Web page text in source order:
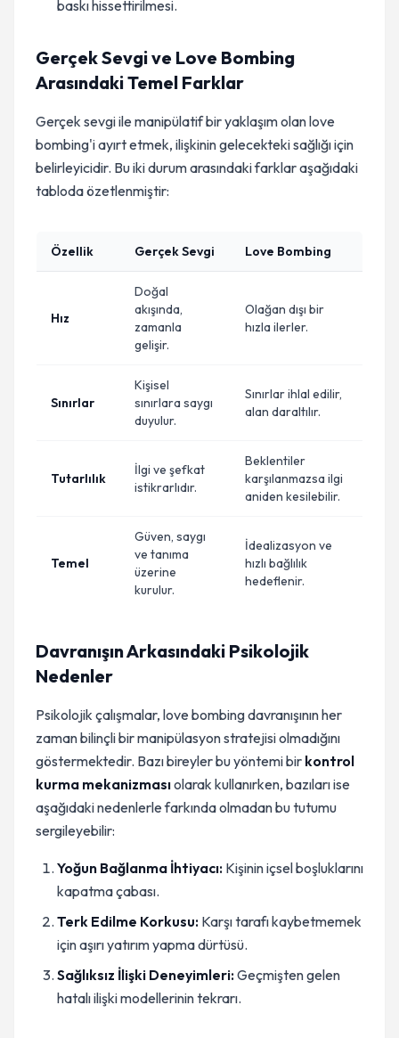
baskı hissettirilmesi.
Gerçek Sevgi ve Love Bombing
Arasındaki Temel Farklar
Gerçek sevgi ile manipülatif bir yaklaşım olan love
bombing'i ayırt etmek, ilişkinin gelecekteki sağlığı için
belirleyicidir. Bu iki durum arasındaki farklar aşağıdaki
tabloda özetlenmiştir:
Özellik Gerçek Sevgi Love Bombing
Hız
Doğal
akışında,
zamanla
gelişir.
Olağan dışı bir
hızla ilerler.
Sınırlar
Kişisel
sınırlara saygı
duyulur.
Sınırlar ihlal edilir,
alan daraltılır.
Tutarlılık
İlgi ve şefkat
istikrarlıdır.
Beklentiler
karşılanmazsa ilgi
aniden kesilebilir.
Temel
Güven, saygı
ve tanıma
üzerine
kurulur.
İdealizasyon ve
hızlı bağlılık
hedeflenir.
Davranışın Arkasındaki Psikolojik
Nedenler
Psikolojik çalışmalar, love bombing davranışının her
zaman bilinçli bir manipülasyon stratejisi olmadığını
göstermektedir. Bazı bireyler bu yöntemi bir kontrol
kurma mekanizmasıolarak kullanırken, bazıları ise
aşağıdaki nedenlerle farkında olmadan bu tutumu
sergileyebilir:
Yoğun Bağlanma İhtiyacı: Kişinin içsel boşluklarını
kapatma çabası.
Terk Edilme Korkusu: Karşı tarafı kaybetmemek
için aşırı yatırım yapma dürtüsü.
Sağlıksız İlişki Deneyimleri:Geçmişten gelen
hatalı ilişki modellerinin tekrarı.